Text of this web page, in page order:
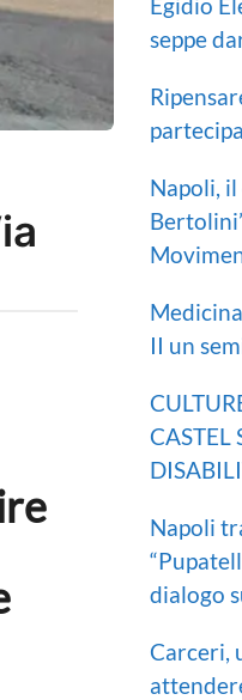
seppe
Napoli,
II un
CASTEL
Napoli
dialogo
Carceri,